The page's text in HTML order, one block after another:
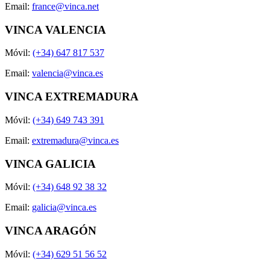
Email: france@vinca.net
VINCA VALENCIA
Móvil: (+34) 647 817 537
Email: valencia@vinca.es
VINCA EXTREMADURA
Móvil: (+34) 649 743 391
Email: extremadura@vinca.es
VINCA GALICIA
Móvil: (+34) 648 92 38 32
Email: galicia@vinca.es
VINCA ARAGÓN
Móvil: (+34) 629 51 56 52